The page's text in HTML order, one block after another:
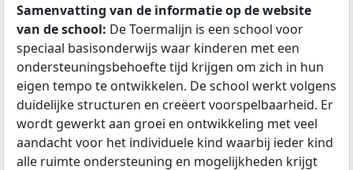
Samenvatting van de informatie op de website
van de school: De Toermalijn is een school voor
speciaal basisonderwijs waar kinderen met een
ondersteuningsbehoefte tijd krijgen om zich in hun
eigen tempo te ontwikkelen. De school werkt volgens
duidelijke structuren en creëert voorspelbaarheid. Er
wordt gewerkt aan groei en ontwikkeling met veel
aandacht voor het individuele kind waarbij ieder kind
alle ruimte ondersteuning en mogelijkheden krijgt